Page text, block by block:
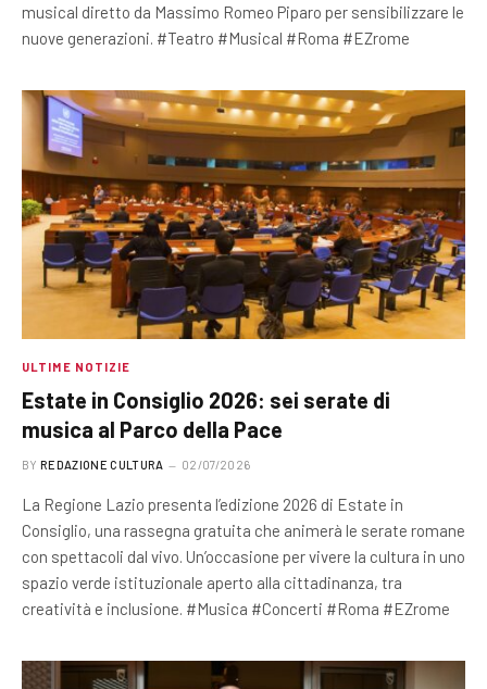
musical diretto da Massimo Romeo Piparo per sensibilizzare le
nuove generazioni. #Teatro #Musical #Roma #EZrome
ULTIME NOTIZIE
Estate in Consiglio 2026: sei serate di
musica al Parco della Pace
BY REDAZIONE CULTURA 02/07/2026
La Regione Lazio presenta l’edizione 2026 di Estate in
Consiglio, una rassegna gratuita che animerà le serate romane
con spettacoli dal vivo. Un’occasione per vivere la cultura in uno
spazio verde istituzionale aperto alla cittadinanza, tra
creatività e inclusione. #Musica #Concerti #Roma #EZrome